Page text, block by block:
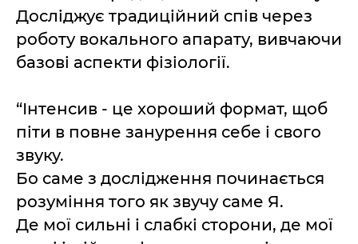
Досліджує традиційний спів через
роботу вокального апарату, вивчаючи
базові аспекти фізіології.
“Інтенсив - це хороший формат, щоб
піти в повне занурення себе і свого
звуку.
Бо саме з дослідження починається
розуміння того як звучу саме Я.
Де мої сильні і слабкі сторони, де мої